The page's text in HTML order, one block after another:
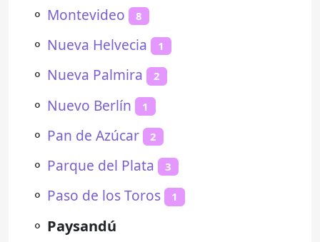
⚬ Montevideo 8
⚬ Nueva Helvecia 1
⚬ Nueva Palmira 2
⚬ Nuevo Berlín 1
⚬ Pan de Azúcar 2
⚬ Parque del Plata 3
⚬ Paso de los Toros 1
⚬ Paysandú